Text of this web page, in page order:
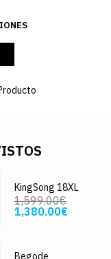
KingSong 18XL
1,599.00€
1,380.00€
Begode